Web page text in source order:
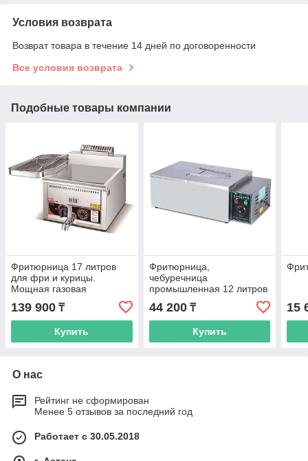
Условия возврата
Возврат товара в течение 14 дней по договоренности
Все условия возврата
Подобные товары компании
Фритюрница 17 литров
для фри и курицы.
Мощная газовая
139 900 ₸
Купить
Фритюрница,
чебуречница
промышленная 12 литров
44 200₸
Купить
15
О нас
Рейтинг не сформирован
Менее 5 отзывов за последний год
Работает с 30.05.2018